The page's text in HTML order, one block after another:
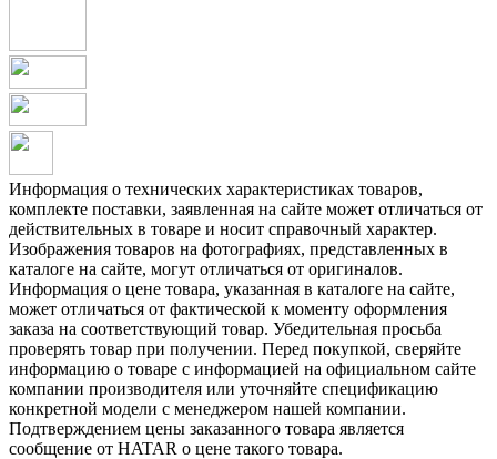
Информация о технических характеристиках товаров,
комплекте поставки, заявленная на сайте может отличаться от
действительных в товаре и носит справочный характер.
Изображения товаров на фотографиях, представленных в
каталоге на сайте, могут отличаться от оригиналов.
Информация о цене товара, указанная в каталоге на сайте,
может отличаться от фактической к моменту оформления
заказа на соответствующий товар. Убедительная просьба
проверять товар при получении. Перед покупкой, сверяйте
информацию о товаре с информацией на официальном сайте
компании производителя или уточняйте спецификацию
конкретной модели с менеджером нашей компании.
Подтверждением цены заказанного товара является
сообщение от HATAR о цене такого товара.